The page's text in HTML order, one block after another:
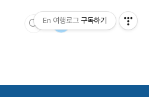
En 여행로그 구독하기